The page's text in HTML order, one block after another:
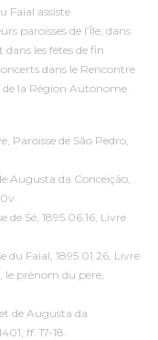
Faial assiste
paroisses de l’Île; dans
les fêtes de fin
dans le Rencontre
la Région Autonome.
Paroisse de São Pedro,
Augusta da Conceição,
de Sé, 1895.06.16, Livre
du Faial, 1895.01.26, Livre
le prénom du père,
de Augusta da
ff. 17-18.